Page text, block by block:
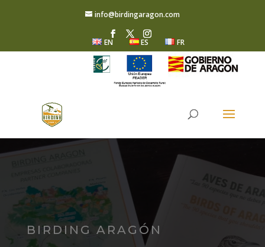
info@birdingaragon.com
EN ES FR
BIRDING ARAGÓN